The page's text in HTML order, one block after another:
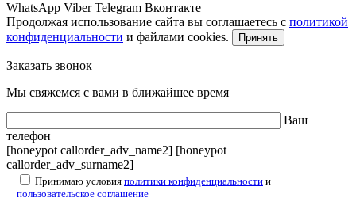
WhatsApp Viber Telegram Вконтакте
Продолжая использование сайта вы соглашаетесь с политикой
конфиденциальности и файлами cookies. Принять
Заказать звонок
Мы свяжемся с вами в ближайшее время
Ваш
телефон
[honeypot callorder_adv_name2] [honeypot
callorder_adv_surname2]
Принимаю условия политики конфиденциальности и
пользовательское соглашение